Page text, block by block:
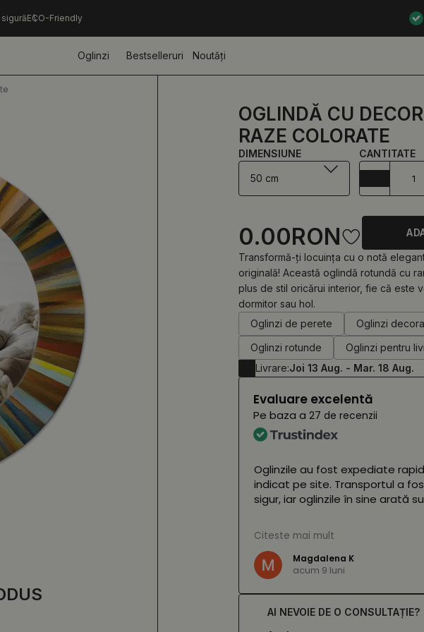
ECO-Friendly
Oglinzi Bestselleruri Noutăți
OGLINDĂ CU
RAZE COLORATE
DIMENSIUNE
50 cm
CANTITATE
0.00RON
Transformă-ți locuința cu o notă
originală! Această oglindă rotundă cu
plus de stil oricărui interior, fie că este
dormitor sau hol.
Oglinzi de perete
Oglinzi
Oglinzi rotunde
Oglinzi pentru
Livrare:Joi 13 Aug. - Mar. 18 Aug.
Evaluare excelentă
Pe baza a 27 de recenzii
și arată uimitor 🤩 Nu le vom vedea
lor (cu LED-urile aprinse) până în
Oglinzile au fost expediate
indicat pe site. Transportul a
sigur, iar oglinzile în sine arată
(Tradus de Google,
Citeste mai mult
Magdalena K
acum 9 luni
AI NEVOIE DE O CONSULTAȚIE?